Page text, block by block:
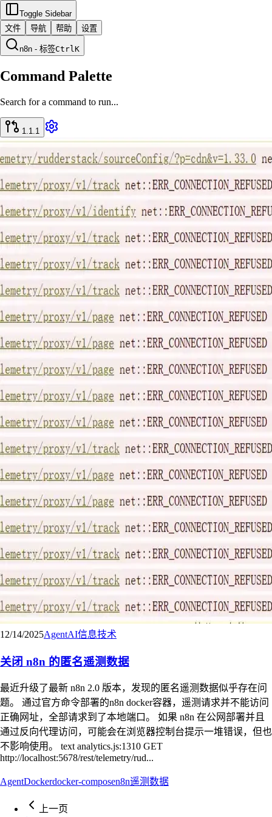
Toggle Sidebar
文件
导航 帮助 设置
n8n - 标签CtrlK
Command Palette
Search for a command to run...
1.1.1
12/14/2025AgentAI信息技术
关闭 n8n 的匿名遥测数据
最近升级了最新 n8n 2.0 版本，发现的匿名遥测数据似乎存在问
题。 通过官方命令部署的n8n docker容器，遥测请求并不能访问
正确网址，全部请求到了本地端口。 如果 n8n 在公网部署并且
通过反向代理访问，可能会在浏览器控制台提示一堆错误，但也
不影响使用。 text analytics.js:1310 GET
http://localhost:5678/rest/telemetry/rud...
AgentDockerdocker-composen8n遥测数据
上一页